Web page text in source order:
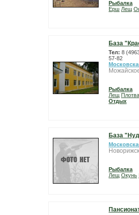
Рыбалка
Ерш Лещ
База
Тел: 8
57-82
Рыбалка
Лещ Плотва
Отдых
База
Рыбалка
Лещ Окунь